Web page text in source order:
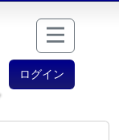
ログイン